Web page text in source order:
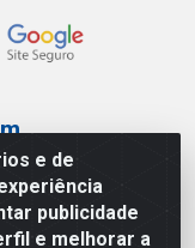
e de
publicidade
e melhorar a
Paulo/SP